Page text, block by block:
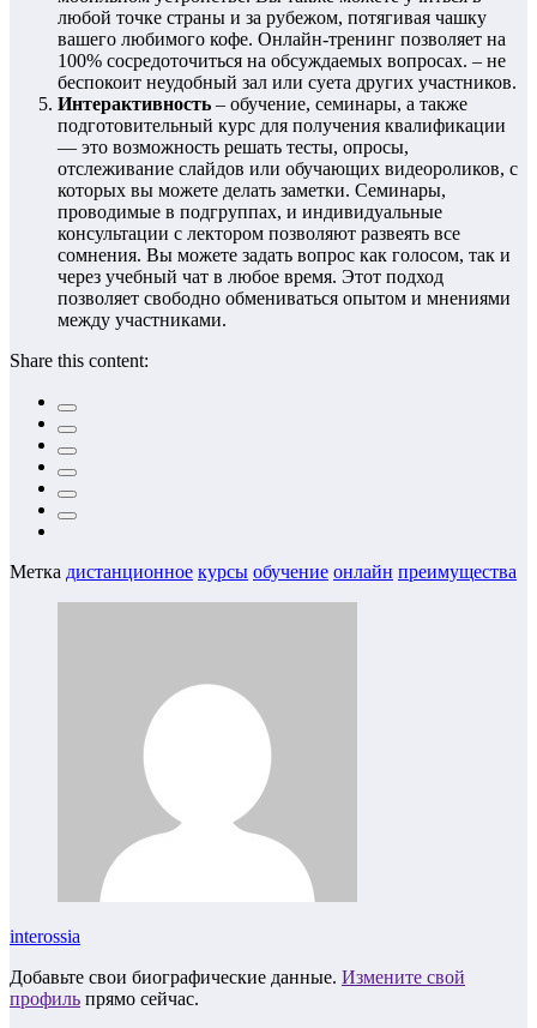
любой точке страны и за рубежом, потягивая чашку
вашего любимого кофе. Онлайн-тренинг позволяет на
100% сосредоточиться на обсуждаемых вопросах. – не
беспокоит неудобный зал или суета других участников.
Интерактивность – обучение, семинары, а также
подготовительный курс для получения квалификации
— это возможность решать тесты, опросы,
отслеживание слайдов или обучающих видеороликов, с
которых вы можете делать заметки. Семинары,
проводимые в подгруппах, и индивидуальные
консультации с лектором позволяют развеять все
сомнения. Вы можете задать вопрос как голосом, так и
через учебный чат в любое время. Этот подход
позволяет свободно обмениваться опытом и мнениями
между участниками.
Share this content:
Метка дистанционное курсы обучение онлайн преимущества
interossia
Добавьте свои биографические данные. Измените свой
профиль прямо сейчас.